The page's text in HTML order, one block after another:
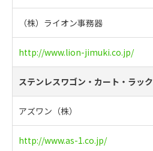
（株）ライオン事務器
http://www.lion-jimuki.co.jp/
ステンレスワゴン・カート・ラック
アズワン（株）
http://www.as-1.co.jp/